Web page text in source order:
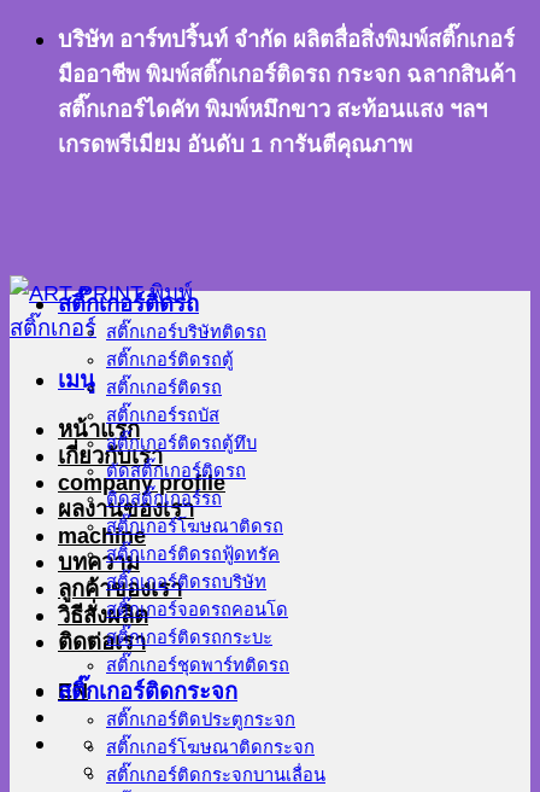
ข้าม
เนื้อหา
บริษัท อาร์ทปริ้นท์ จำกัด ผลิตสื่อสิ่งพิมพ์สติ๊กเกอร์
มืออาชีพ พิมพ์สติ๊กเกอร์ติดรถ กระจก ฉลากสินค้า
สติ๊กเกอร์ไดคัท พิมพ์หมึกขาว สะท้อนแสง ฯลฯ
เกรดพรีเมียม อันดับ 1 การันตีคุณภาพ
เมนู
หน้าแรก
เกี่ยวกับเรา
company profile
ผลงานของเรา
machine
บทความ
ลูกค้าของเรา
วิธีสั่งผลิต
ติดต่อเรา
EN
สติ๊กเกอร์ติดรถ
สติ๊กเกอร์บริษัทติดรถ
สติ๊กเกอร์ติดรถตู้
สติ๊กเกอร์ติดรถ
สติ๊กเกอร์รถบัส
สติ๊กเกอร์ติดรถตู้ทึบ
ตัดสติ๊กเกอร์ติดรถ
ติดสติ๊กเกอร์รถ
สติ๊กเกอร์โฆษณาติดรถ
สติ๊กเกอร์ติดรถฟู้ดทรัค
สติ๊กเกอร์ติดรถบริษัท
สติ๊กเกอร์จอดรถคอนโด
สติ๊กเกอร์ติดรถกระบะ
สติ๊กเกอร์ชุดพาร์ทติดรถ
สติ๊กเกอร์ติดกระจก
สติ๊กเกอร์ติดประตูกระจก
สติ๊กเกอร์โฆษณาติดกระจก
สติ๊กเกอร์ติดกระจกบานเลื่อน